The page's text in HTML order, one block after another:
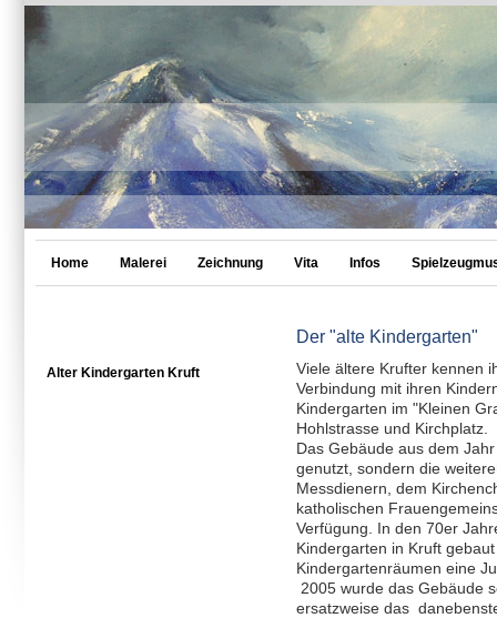
Home Malerei Zeichnung Vita Infos
Alter Kindergarten Kruft
Der "alte Kindergarten"
Viele ältere Krufter kennen
Verbindung mit ihren
Kindergarten im "Kleinen
Hohlstrasse und Kirchplatz.
Das Gebäude aus dem
genutzt, sondern die
Messdienern, dem
katholischen
Verfügung. In den 70er
Kindergarten in Kruft
Kindergartenräumen eine
2005 wurde das Gebäude
ersatzweise das